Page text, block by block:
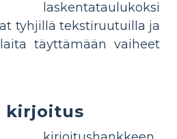
tyhjillä tekstiruutuilla ja
täyttämään vaiheet
kirjoitus